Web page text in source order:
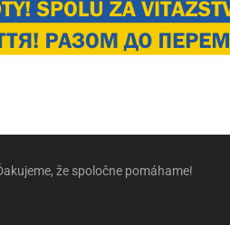
že spoločne pomáhame!